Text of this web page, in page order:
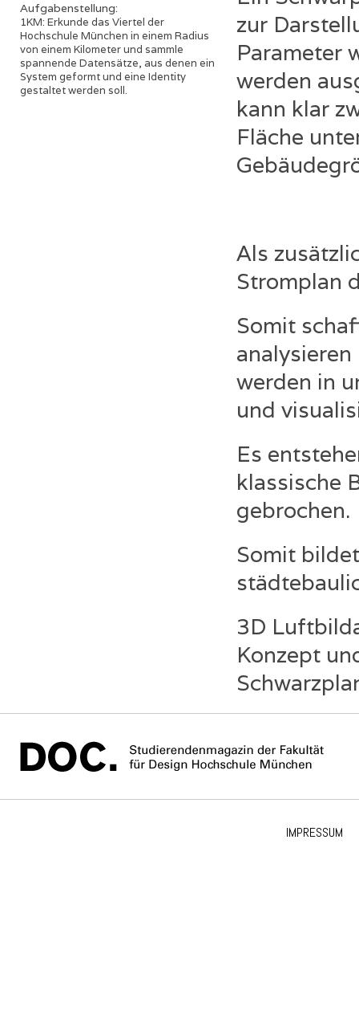
Aufgabenstellung:
1KM: Erkunde das Viertel der
Hochschule München in einem Radius
von einem Kilometer und sammle
spannende Datensätze, aus denen ein
System geformt und eine Identity
gestaltet werden soll.
zur
Parameter
werden
kann klar
Fläche
Als
Stromplan
Somit
werden in
und
Es
klassische
gebrochen.
Somit
3D
Konzept
IMPRESSUM